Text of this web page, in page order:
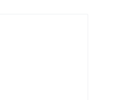
de redes.